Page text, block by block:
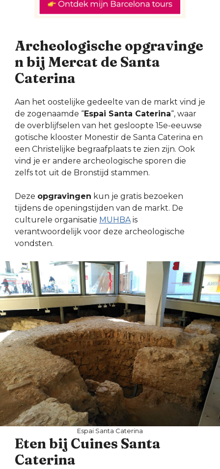
Archeologische opgravinge
n bij Mercat de Santa
Caterina
Aan het oostelijke gedeelte van de markt vind je
de zogenaamde “Espai Santa Caterina“, waar
de overblijfselen van het gesloopte 15e-eeuwse
gotische klooster Monestir de Santa Caterina en
een Christelijke begraafplaats te zien zijn. Ook
vind je er andere archeologische sporen die
zelfs tot uit de Bronstijd stammen.
Deze opgravingen kun je gratis bezoeken
tijdens de openingstijden van de markt. De
culturele organisatie MUHBAis
verantwoordelijk voor deze archeologische
vondsten.
Espai Santa Caterina
Eten bij Cuines Santa
Caterina